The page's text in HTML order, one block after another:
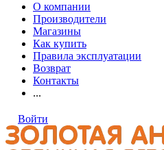
О компании
Производители
Магазины
Как купить
Правила эксплуатации
Возврат
Контакты
...
Войти